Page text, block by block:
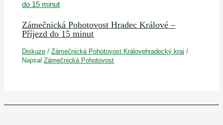
Zámečnická Pohotovost Hradec Králové –
Příjezd do 15 minut
Diskuze /Zámečnická Pohotovost Královehradecký kraj /
NapsalZámečnická Pohotovost